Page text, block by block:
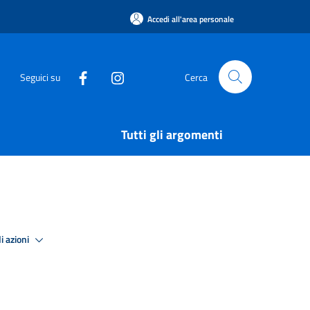
Accedi all'area personale
Seguici su Cerca
Tutti gli argomenti
azioni